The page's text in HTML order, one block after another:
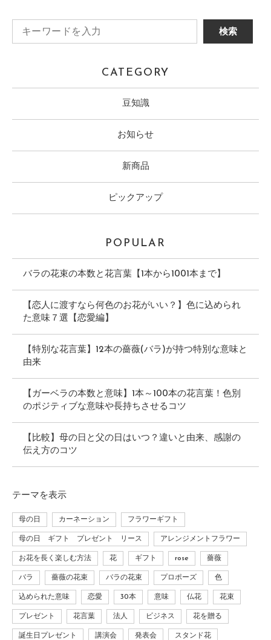
CATEGORY
豆知識
お知らせ
新商品
ピックアップ
POPULAR
バラの花束の本数と花言葉【1本から1001本まで】
【恋人に渡すなら何色のお花がいい？】色に込められ
た意味７選【恋愛編】
【特別な花言葉】12本の薔薇(バラ)が持つ特別な意味と
由来
【ガーベラの本数と意味】1本～100本の花言葉！色別
のポジティブな意味や長持ちさせるコツ
【比較】母の日と父の日はいつ？違いと由来、感謝の
伝え方のコツ
テーマ を表示
母の日 カーネーション フラワーギフト
母の日 ギフト プレゼント リース アレンジメントフラワー
お花を長く楽しむ方法 花 ギフト rose 薔薇
バラ 薔薇の花束 バラの花束 プロポーズ 色
込められた意味 恋愛 30本 意味 仏花 花束
プレゼント 花言葉 法人 ビジネス 花を贈る
誕生日プレゼント 講演会 発表会 スタンド花